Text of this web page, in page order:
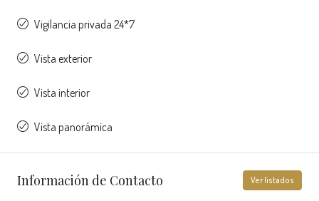
Vigilancia privada 24*7
Vista exterior
Vista interior
Vista panorámica
Información de Contacto Ver listados